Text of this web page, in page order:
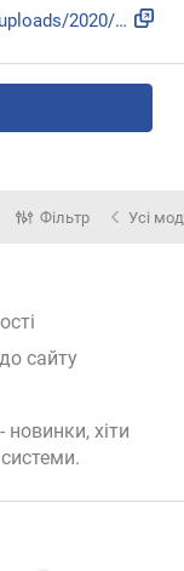
https://www.sonusfaber.com/wp-content/uploads/2020/09/PC-66...
Фільтр Усі
сайту
хіти
.